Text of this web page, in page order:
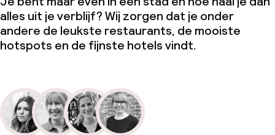
alles uit je verblijf? Wij zorgen dat je onder
andere de leukste restaurants, de mooiste
hotspots en de fijnste hotels vindt.